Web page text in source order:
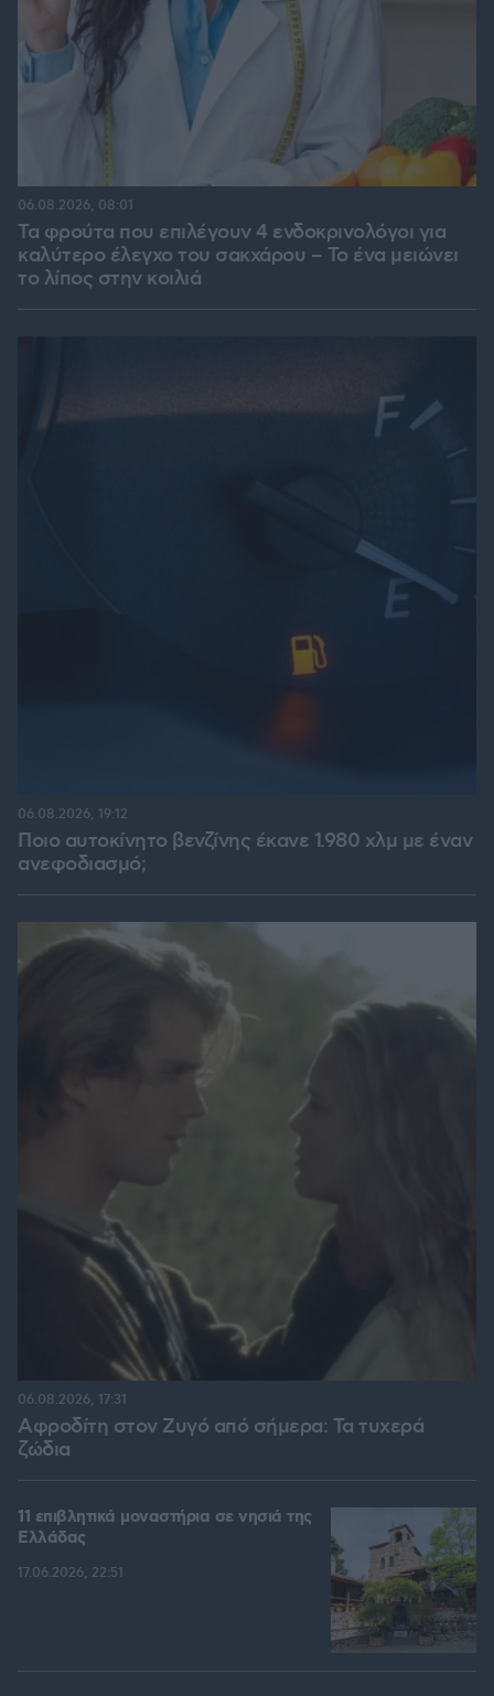
Τα φρούτα που επιλέγουν 4 ενδοκρινολόγοι για
καλύτερο έλεγχο του σακχάρου – Το ένα μειώνει
το λίπος στην κοιλιά
06.08.2026, 08:01
Ποιο αυτοκίνητο βενζίνης έκανε 1.980 χλμ με έναν
ανεφοδιασμό;
06.08.2026, 19:12
Αφροδίτη στον Ζυγό από σήμερα: Τα τυχερά
ζώδια
06.08.2026, 17:31
11 επιβλητικά μοναστήρια σε νησιά της
Ελλάδας
17.06.2026, 22:51